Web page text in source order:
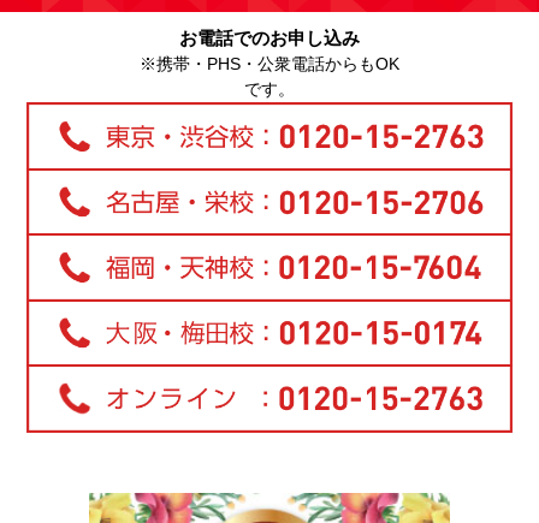
お電話でのお申し込み
※携帯・PHS・公衆電話からもOK
です。